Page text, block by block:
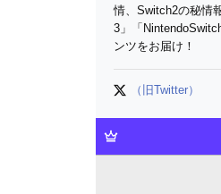
情、Switch2の秘情
3」「
ンツをお届け！
（旧Twitter）